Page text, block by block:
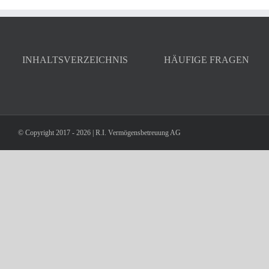
INHALTSVERZEICHNIS HÄUFIGE FRAGEN
© Copyright 2017 - 2026 | R.I. Vermögensbetreuung AG